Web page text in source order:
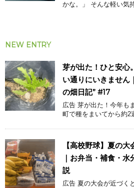
かな。」 そんな軽い気
NEW ENTRY
芽が出た！ひと安心
い通りにいきません
の畑日記” #17
広告 芽が出た！今年も
町で種をまいてから約2
【高校野球】夏の
｜お弁当・補食・
説
広告 夏の大会が近づく